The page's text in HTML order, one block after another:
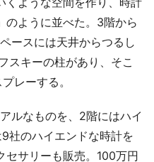
のように並べた。3階から
ースには天井からつるし
スキーの柱があり、そこ
レーする。
ルなものを、2階にはハイ
社のハイエンドな時計を
セサリーも販売。100万円